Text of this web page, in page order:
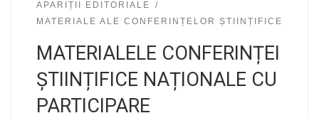
APARIȚII EDITORIALE
MATERIALE ALE CONFERINȚELOR ȘTIINȚIFICE
MATERIALELE CONFERINȚEI
ȘTIINȚIFICE NAȚIONALE CU
PARTICIPARE